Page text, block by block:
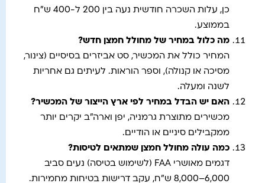
כן, עלות השכרה חודשית נעה בין 200 ל-400 ש"ח
בממוצע.
מה כלול במחיר של מחולל חמצן חדש?
המחיר כולל את המכשיר, סט אביזרים בסיסיים (צינור,
מסיכה או קנולה), וספר הוראות. לעיתים גם אחריות
לשנה ומעלה.
האם יש הבדל במחיר לפי ארץ הייצור של המכשיר?
מכשירים מתוצרת גרמניה, יפן וארה"ב יקרים יותר
ממקבילים סיניים או הודיים.
כמה עולה מחולל חמצן שמתאים לטיסות?
דגמים מאושרי FAA (לשימוש בטיסה) נעים סביב
6,000–8,000 ש"ח, עקב דרישות בטיחות מחמירות.